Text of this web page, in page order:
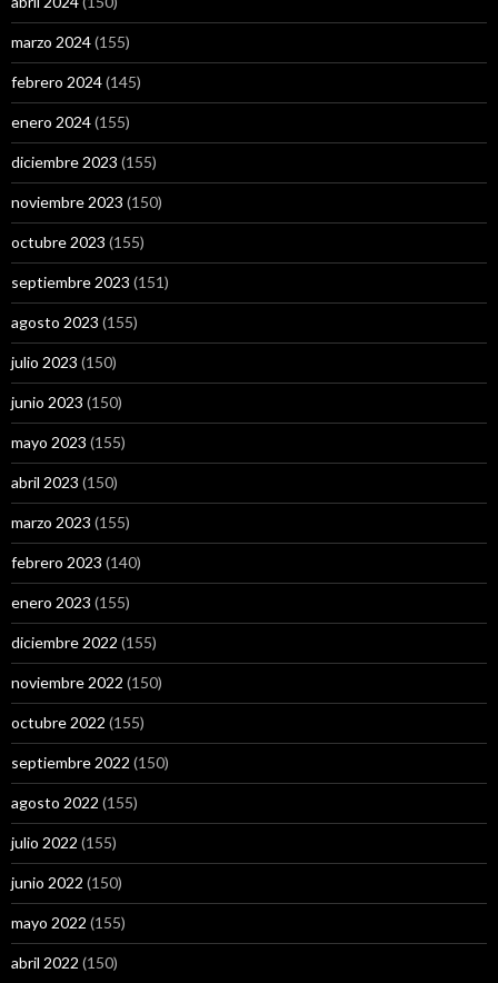
marzo 2024(155)
febrero 2024(145)
enero 2024(155)
diciembre 2023 (155)
noviembre 2023 (150)
octubre 2023 (155)
septiembre 2023 (151)
agosto 2023 (155)
julio 2023 (150)
junio 2023 (150)
mayo 2023 (155)
abril 2023 (150)
marzo 2023 (155)
febrero 2023 (140)
enero 2023 (155)
diciembre 2022 (155)
noviembre 2022 (150)
octubre 2022 (155)
septiembre 2022 (150)
agosto 2022 (155)
julio 2022 (155)
junio 2022 (150)
mayo 2022 (155)
abril 2022 (150)